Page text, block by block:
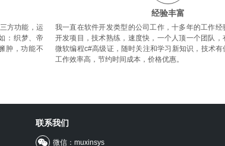
方功能，运
：织梦、帝
肿，功能不
经验丰富
我一直在软件开发类型的公司工作，十多年的工作经
开发项目，技术熟练，速度快，一个人顶一个团队，
微软编程c#高级证，随时关注和学习新知识，技术有
工作效率高，节约时间成本，价格优惠。
联系我们
微信：muxinsys